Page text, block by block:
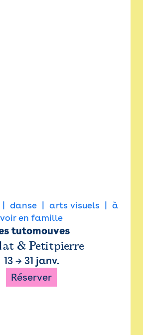
danse arts visuels
à
voir en famille
tutomouves
& Petitpierre
13→ 31 janv.
Réserver